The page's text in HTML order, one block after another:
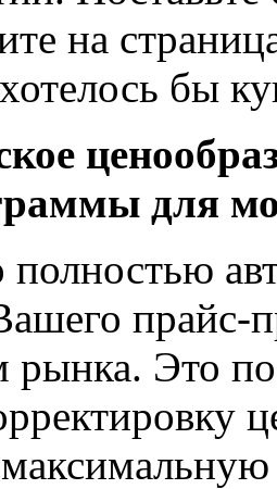
на
бы
для
полностью
прайс-
рынка. Это